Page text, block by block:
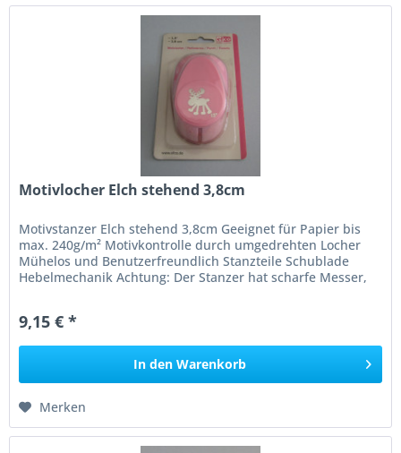
Motivlocher Elch stehend 3,8cm
Motivstanzer Elch stehend 3,8cm Geeignet für Papier bis
max. 240g/m² Motivkontrolle durch umgedrehten Locher
Mühelos und Benutzerfreundlich Stanzteile Schublade
Hebelmechanik Achtung: Der Stanzer hat scharfe Messer,
9,15 € *
In den Warenkorb
Merken